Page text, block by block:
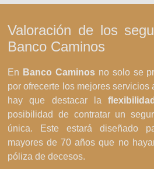
Valoración de los
Banco Caminos
En Banco Caminosno solo se
por ofrecerte los mejores servicios
hay que destacar la
posibilidad de contratar un
única. Este estará diseñado
mayores de 70 años que no
póliza de decesos.